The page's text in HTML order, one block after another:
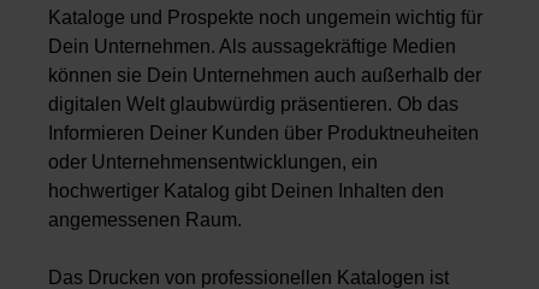
Kataloge und Prospekte noch ungemein wichtig für
Dein Unternehmen. Als aussagekräftige Medien
können sie Dein Unternehmen auch außerhalb der
digitalen Welt glaubwürdig präsentieren. Ob das
Informieren Deiner Kunden über Produktneuheiten
oder Unternehmensentwicklungen, ein
hochwertiger Katalog gibt Deinen Inhalten den
angemessenen Raum.
Das Drucken von professionellen Katalogen ist